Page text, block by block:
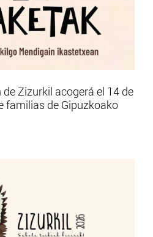
Zizurkil acogerá el 14 de
familias de Gipuzkoako